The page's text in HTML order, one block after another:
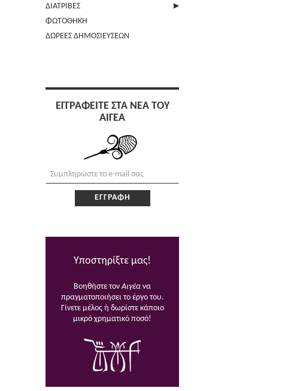
ΔΙΑΤΡΙΒΕΣ
ΑΠΟΣΤΟΛΗ ΠΕΡΙΛΗΨΗΣ
ΦΩΤΟΘΗΚΗ
ΔΩΡΕΕΣ ΔΗΜΟΣΙΕΥΣΕΩΝ
ΕΓΓΡΑΦΕΙΤΕ ΣΤΑ ΝΕΑ ΤΟΥ
ΑΙΓΕΑ
Υποστηρίξτε μας!
Βοηθήστε τονΑιγέα να
πραγματοποιήσει το έργο του.
Γίνετε μέλος ή δωρίστε κάποιο
μικρό χρηματικό ποσό!